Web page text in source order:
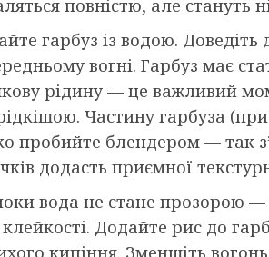
повністю, але стануть
гарбуз із водою. Доведіть
вогні. Гарбуз має
рідину — це важливий
Частину гарбуза
пробийте блендером — так
додасть приємної
вода не стане прозорою
Додайте рис до
кипіння. Зменшіть